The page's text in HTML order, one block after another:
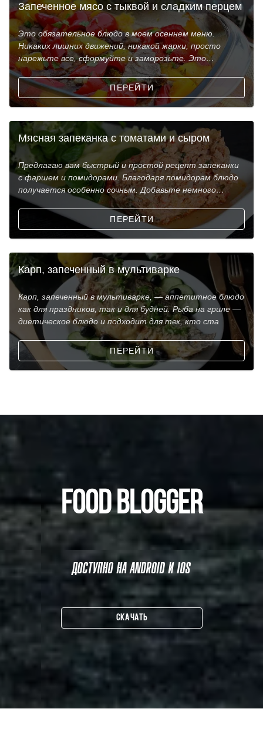
Запеченное мясо с тыквой и сладким перцем
Это обязательное блюдо в моем осеннем меню.
Никаких лишних движений, никакой жарки, просто
нарежьте все, сформуйте и заморозьте. Это
красивое, красочн
ПЕРЕЙТИ
Мясная запеканка с томатами и сыром
Предлагаю вам быстрый и простой рецепт запеканки
с фаршем и помидорами. Благодаря помидорам блюдо
получается особенно сочным. Добавьте немного
ароматн
ПЕРЕЙТИ
Карп, запеченный в мультиварке
Карп, запеченный в мультиварке, — аппетитное блюдо
как для праздников, так и для будней. Рыба на гриле —
диетическое блюдо и подходит для тех, кто ста
ПЕРЕЙТИ
FOOD BLOGGER
ДОСТУПНО НА ANDROID И IOS
СКАЧАТЬ